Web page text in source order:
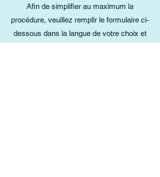
Afin de simplifier au maximum la
procédure, veuillez remplir le formulaire ci-
dessous dans la langue de votre choix et